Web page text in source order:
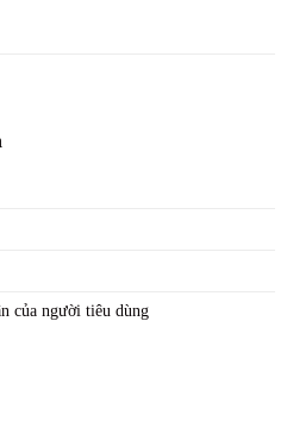
của người tiêu dùng